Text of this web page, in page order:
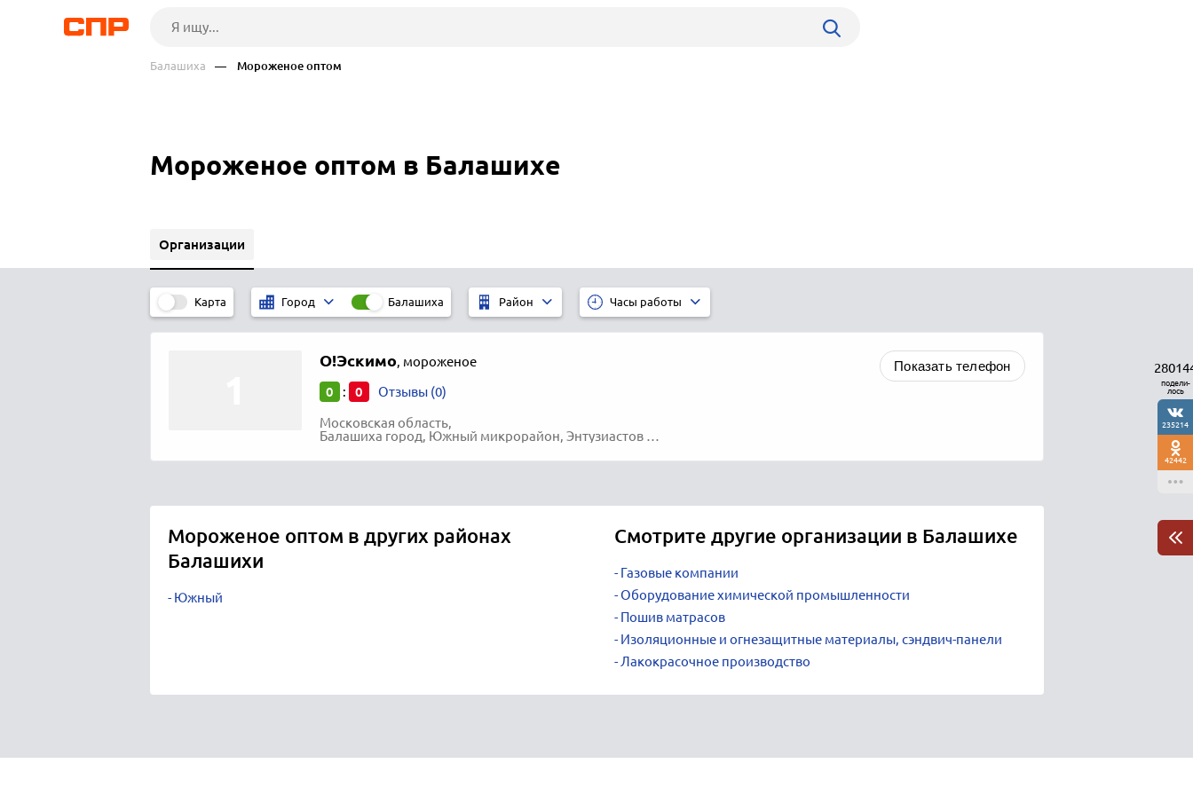
Балашиха — Мороженое оптом
Мороженое оптом в Балашихе
Организации
Карта Город Балашиха Район Часы работы
О!Эскимо, мороженое
0 : 0 Отзывы (0)
Московская область,
Балашиха город, Южный микрорайон, Энтузиастов шоссе, 54-А
Показать телефон
Мороженое оптом в других районах
Балашихи
Южный
Смотрите другие организации в Балашихе
Газовые компании
Оборудование химической промышленности
Пошив матрасов
Изоляционные и огнезащитные материалы, сэндвич-панели
Лакокрасочное производство
подели-
лось
235214
42442